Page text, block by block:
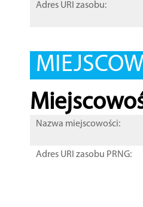
Adres URI zasobu:
Nazwa miejscowości:
Adres URI zasobu PRNG: